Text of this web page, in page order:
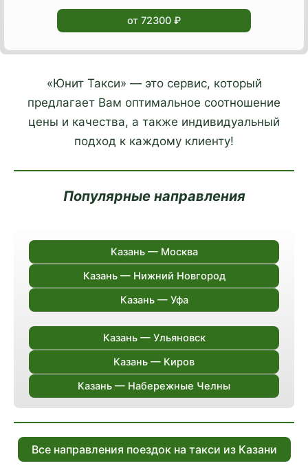
от 72300 ₽
«Юнит Такси» — это сервис, который
предлагает Вам оптимальное соотношение
цены и качества, а также индивидуальный
подход к каждому клиенту!
Популярные направления
Казань — Москва
Казань — Нижний Новгород
Казань — Уфа
Казань — Ульяновск
Казань — Киров
Казань — Набережные Челны
Все направления поездок на такси из Казани